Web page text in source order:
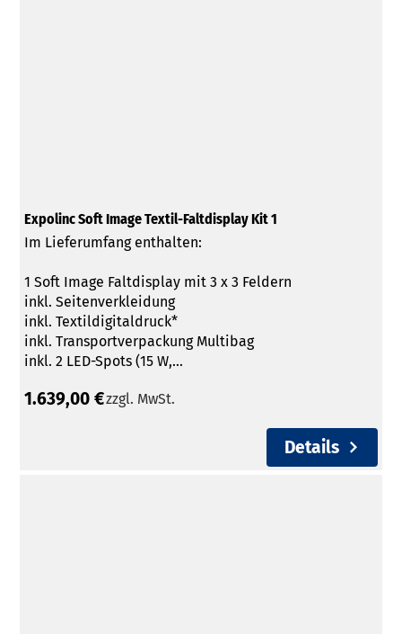
Expolinc Soft Image Textil-Faltdisplay Kit 1
Im Lieferumfang enthalten:
1 Soft Image Faltdisplay mit 3 x 3 Feldern
inkl. Seitenverkleidung
inkl. Textildigitaldruck*
inkl. Transportverpackung Multibag
inkl. 2 LED-Spots (15 W,...
1.639,00 €zzgl. MwSt.
Details